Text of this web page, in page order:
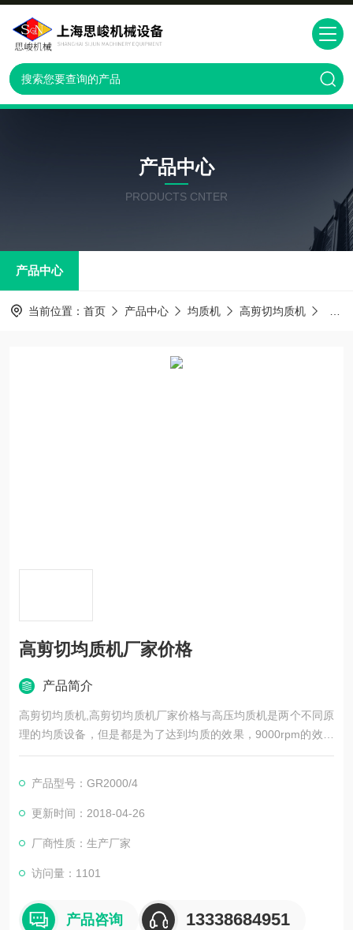
产品中心
PRODUCTS CNTER
产品中心
当前位置： 首页 产品中心 均质机 高剪切均质机
高剪切均质机厂家价格
产品简介
高剪切均质机,高剪切均质机厂家价格与高压均质机是两个不同原
理的均质设备，但是都是为了达到均质的效果，9000rpm的效果
相当于高压均质机500公斤压力的效果，在能耗上要比高压均质
产品型号：GR2000/4
更新时间：2018-04-26
厂商性质：生产厂家
访问量：1101
产品咨询 13338684951